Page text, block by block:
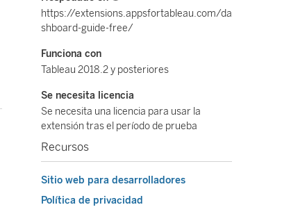
https://extensions.appsfortableau.com/da
shboard-guide-free/
Funciona con
Tableau 2018.2 y posteriores
Se necesita licencia
Se necesita una licencia para usar la
extensión tras el período de prueba
Recursos
Sitio web para desarrolladores
Política de privacidad